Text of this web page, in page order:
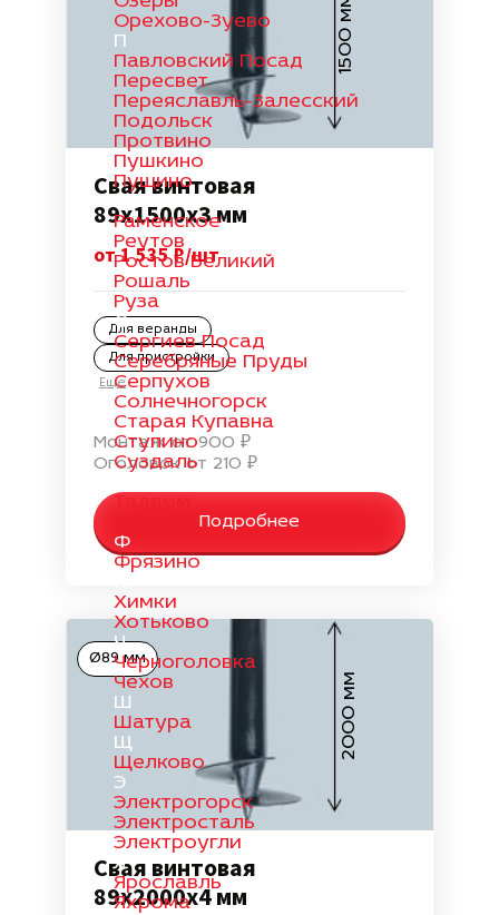
Орехово-Зуево
П
Павловский Посад
Пересвет
Переяславль-Залесский
Подольск
Протвино
Пушкино
Пущино
Р
Раменское
Реутов
Ростов Великий
Рошаль
Руза
С
Сергиев Посад
Серебряные Пруды
Серпухов
Солнечногорск
Старая Купавна
Ступино
Суздаль
Ф
Фрязино
Химки
Хотьково
Ч
Черноголовка
Чехов
Ш
Шатура
Щ
Щелково
Э
Электрогорск
Электросталь
Электроугли
Я
Ярославль
Яхрома
1500 мм
Свая винтовая
89х1500х3 мм
от 1 535 ₽/шт
Для веранды
Для пристройки
Еще
Монтаж от 900 ₽
Оголовок от 210 ₽
Подробнее
2000 мм
Ø89 мм
Свая винтовая
89х2000х4 мм